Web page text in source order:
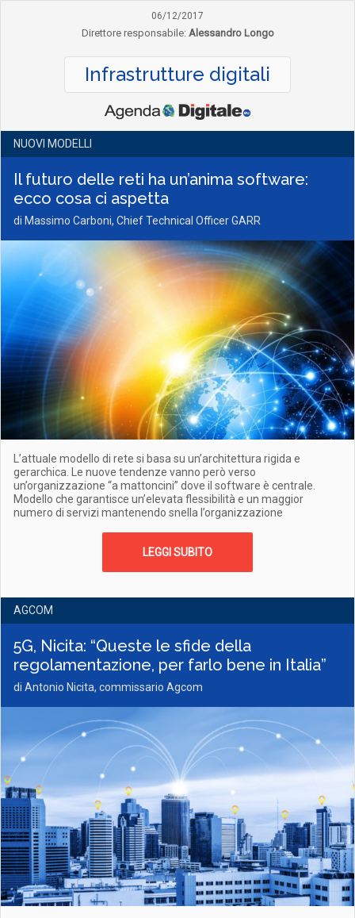
06/12/2017
Direttore responsabile: Alessandro Longo
Infrastrutture digitali
NUOVI MODELLI
Il futuro delle reti ha un’anima software:
ecco cosa ci aspetta
di Massimo Carboni, Chief Technical Officer GARR
L’attuale modello di rete si basa su un’architettura rigida e
gerarchica. Le nuove tendenze vanno però verso
un’organizzazione “a mattoncini” dove il software è centrale.
Modello che garantisce un’elevata flessibilità e un maggior
numero di servizi mantenendo snella l’organizzazione
LEGGI SUBITO
AGCOM
5G, Nicita: “Queste le sfide della
regolamentazione, per farlo bene in Italia”
di Antonio Nicita, commissario Agcom